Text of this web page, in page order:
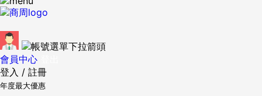
會員中心
登入 / 註冊
年度最大優惠